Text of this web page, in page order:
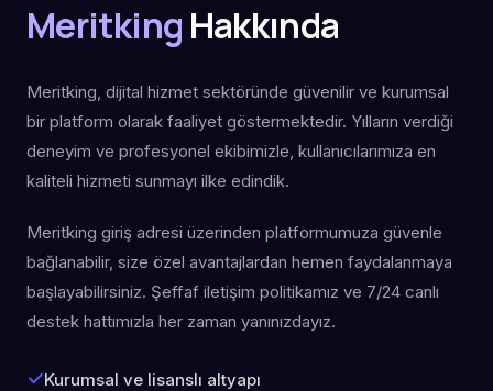
Meritking Hakkında
Meritking, dijital hizmet sektöründe güvenilir ve kurumsal
bir platform olarak faaliyet göstermektedir. Yılların verdiği
deneyim ve profesyonel ekibimizle, kullanıcılarımıza en
kaliteli hizmeti sunmayı ilke edindik.
Meritking giriş adresi üzerinden platformumuza güvenle
bağlanabilir, size özel avantajlardan hemen faydalanmaya
başlayabilirsiniz. Şeffaf iletişim politikamız ve 7/24 canlı
destek hattımızla her zaman yanınızdayız.
Kurumsal ve lisanslı altyapı